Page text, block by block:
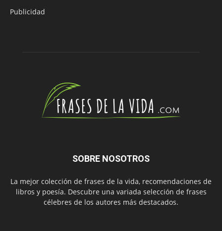
Publicidad
SOBRE NOSOTROS
La mejor colección de frases de la vida, recomendaciones de
libros y poesía. Descubre una variada selección de frases
célebres de los autores más destacados.